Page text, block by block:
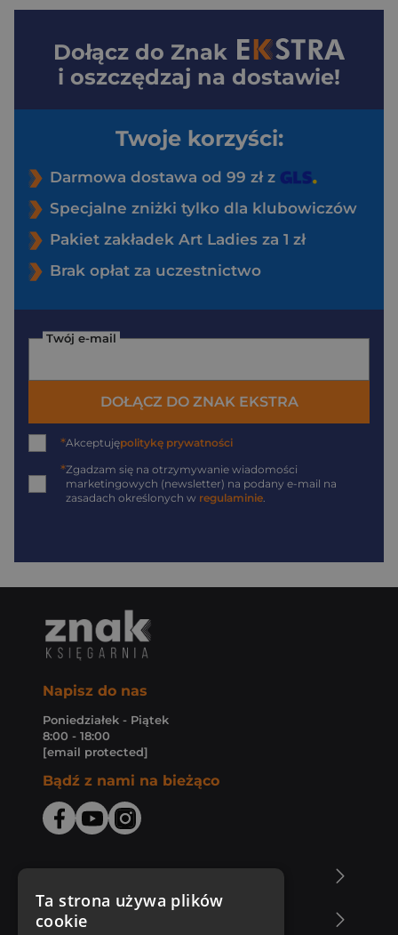
Dołącz do Znak
i oszczędzaj na dostawie!
Twoje korzyści:
Darmowa dostawa od 99 zł z
Specjalne zniżki tylko dla klubowiczów
Pakiet zakładek Art Ladies za 1 zł
Brak opłat za uczestnictwo
Twój e-mail
DOŁĄCZ DO ZNAK EKSTRA
*Akceptujępolitykę prywatności
*Zgadzam się na otrzymywanie wiadomości
marketingowych (newsletter) na podany e-mail na
zasadach określonych w regulaminie
Napisz do nas
Poniedziałek - Piątek
8:00 - 18:00
[email protected]
Bądź z nami na bieżąco
Zakupy u nas
Ta strona używa plików
cookie